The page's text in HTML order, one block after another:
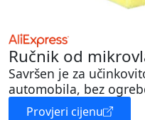
Ručnik od
Savršen je za
automobila, bez
Provjeri cijenu